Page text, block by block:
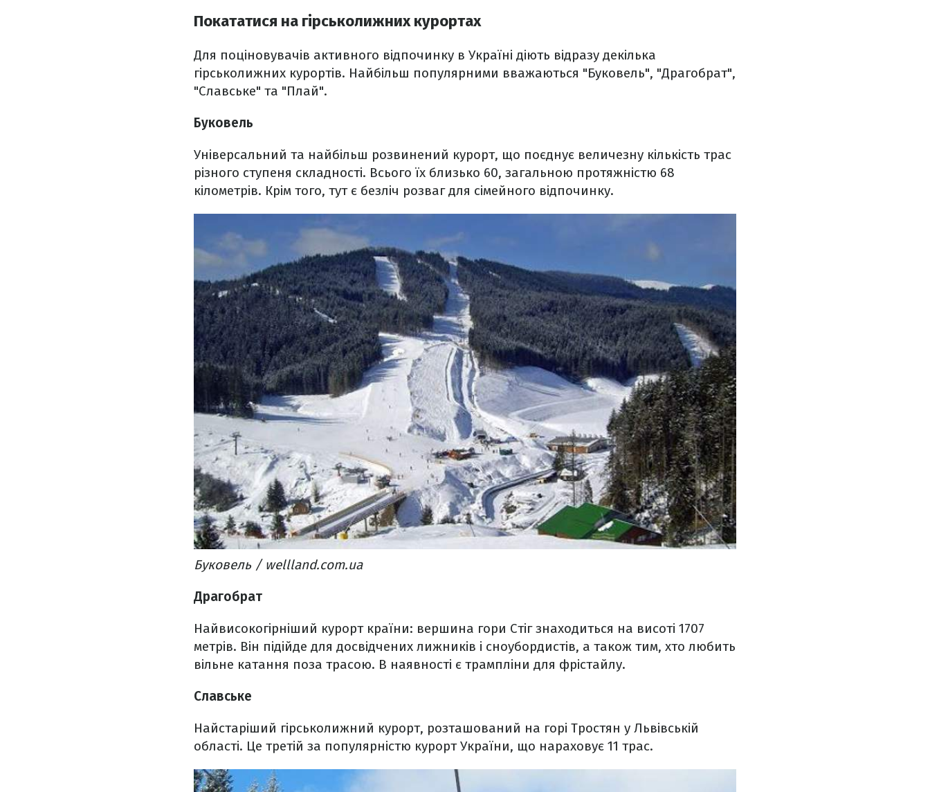
Покататися на гірськолижних курортах
Для поціновувачів активного відпочинку в Україні діють відразу декілька
гірськолижних курортів. Найбільш популярними вважаються "Буковель", "Драгобрат",
"Славське" та "Плай".
Буковель
Універсальний та найбільш розвинений курорт, що поєднує величезну кількість трас
різного ступеня складності. Всього їх близько 60, загальною протяжністю 68
кілометрів. Крім того, тут є безліч розваг для сімейного відпочинку.
Буковель / wellland.com.ua
Драгобрат
Найвисокогірніший курорт країни: вершина гори Стіг знаходиться на висоті 1707
метрів. Він підійде для досвідчених лижників і сноубордистів, а також тим, хто любить
вільне катання поза трасою. В наявності є трампліни для фрістайлу.
Славське
Найстаріший гірськолижний курорт, розташований на горі Тростян у Львівській
області. Це третій за популярністю курорт України, що нараховує 11 трас.